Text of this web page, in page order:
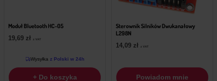
Moduł Bluetooth HC-05
19,69 zł z VAT
Wysyłka z Polski w 24h
+ Do koszyka
Sterownik Silników Dwukanałowy
L298N
14,09 zł z VAT
Powiadom mnie